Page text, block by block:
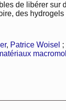
de libérer
des
, Patrice Woisel ;